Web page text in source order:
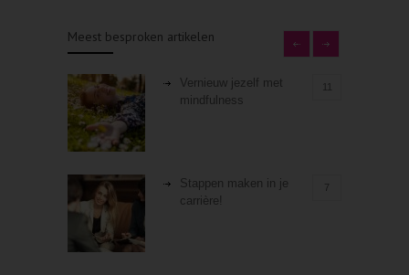
Meest besproken artikelen
Vernieuw jezelf met
mindfulness
Stappen maken in je
carrière!
7